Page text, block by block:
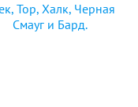
Тор, Халк, Черная
Смауг и Бард.